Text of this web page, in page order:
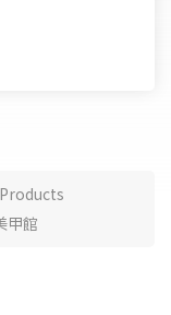
Products
甲館